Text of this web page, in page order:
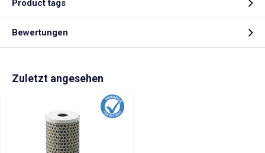
Product tags
Bewertungen
Zuletzt angesehen